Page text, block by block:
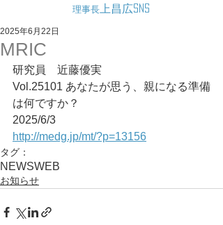
理事長 上昌広SNS
MRIC
2025年6月22日
研究員　近藤優実
Vol.25101 あなたが思う、親になる準備
は何ですか？
2025/6/3
http://medg.jp/mt/?p=13156
タグ：
NEWSWEB
お知らせ